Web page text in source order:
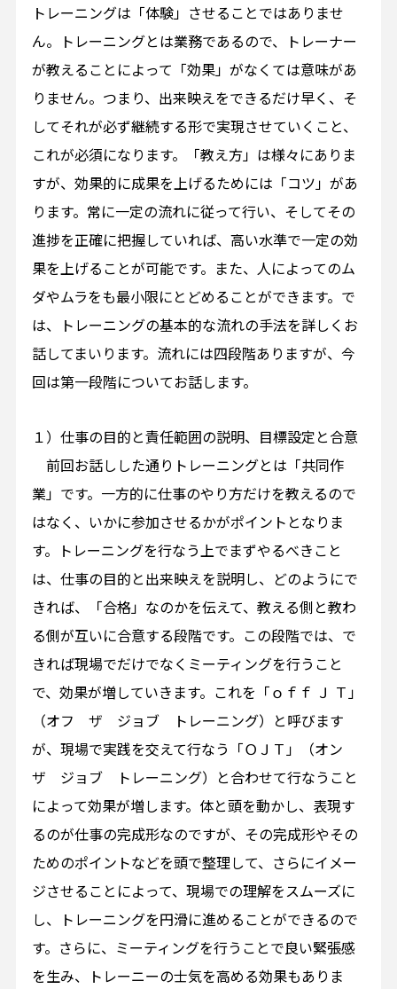
トレーニングは「体験」させることではありませ
ん。トレーニングとは業務であるので、トレーナー
が教えることによって「効果」がなくては意味があ
りません。つまり、出来映えをできるだけ早く、そ
してそれが必ず継続する形で実現させていくこと、
これが必須になります。「教え方」は様々にありま
すが、効果的に成果を上げるためには「コツ」があ
ります。常に一定の流れに従って行い、そしてその
進捗を正確に把握していれば、高い水準で一定の効
果を上げることが可能です。また、人によってのム
ダやムラをも最小限にとどめることができます。で
は、トレーニングの基本的な流れの手法を詳しくお
話してまいります。流れには四段階ありますが、今
回は第一段階についてお話します。
１）仕事の目的と責任範囲の説明、目標設定と合意
前回お話しした通りトレーニングとは「共同作
業」です。一方的に仕事のやり方だけを教えるので
はなく、いかに参加させるかがポイントとなりま
す。トレーニングを行なう上でまずやるべきこと
は、仕事の目的と出来映えを説明し、どのようにで
きれば、「合格」なのかを伝えて、教える側と教わ
る側が互いに合意する段階です。この段階では、で
きれば現場でだけでなくミーティングを行うこと
で、効果が増していきます。これを「ｏｆｆ Ｊ Ｔ」
（オフ ザ ジョブ トレーニング）と呼びます
が、現場で実践を交えて行なう「ＯＪＴ」（オン
ザ ジョブ トレーニング）と合わせて行なうこと
によって効果が増します。体と頭を動かし、表現す
るのが仕事の完成形なのですが、その完成形やその
ためのポイントなどを頭で整理して、さらにイメー
ジさせることによって、現場での理解をスムーズに
し、トレーニングを円滑に進めることができるので
す。さらに、ミーティングを行うことで良い緊張感
を生み、トレーニーの士気を高める効果もありま